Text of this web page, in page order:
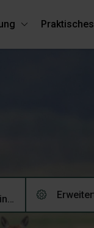
Praktisches